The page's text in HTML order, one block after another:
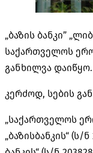
„ბაზის ბანკი”
საქართველოს
განხილვა დაიწყო.
კერძოდ, სების
„საქართველოს
„ბაზისბანკის“ (ს/